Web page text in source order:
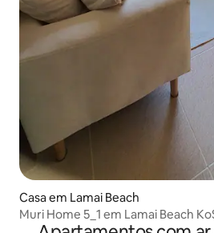
Casa em Lamai Beach
Muri Home 5_1 em Lamai Beach